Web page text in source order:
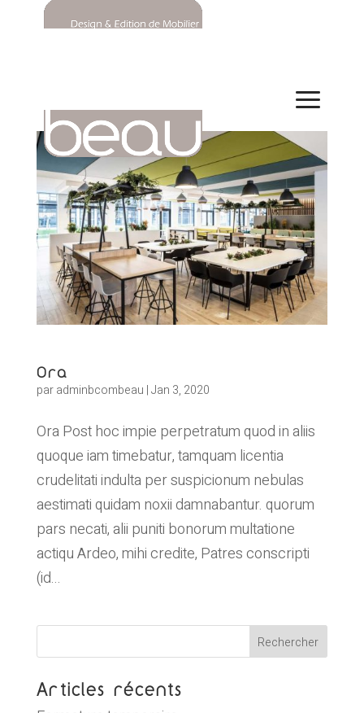
Ora
paradminbcombeau |Jan 3, 2020
Ora Post hoc impie perpetratum quod in aliis
quoque iam timebatur, tamquam licentia
crudelitati indulta per suspicionum nebulas
aestimati quidam noxii damnabantur. quorum
pars necati, alii puniti bonorum multatione
actiqu Ardeo, mihi credite, Patres conscripti
(id...
Articles récents